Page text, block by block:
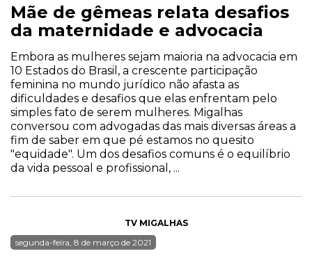
Mãe de gêmeas relata desafios
da maternidade e advocacia
Embora as mulheres sejam maioria na advocacia em
10 Estados do Brasil, a crescente participação
feminina no mundo jurídico não afasta as
dificuldades e desafios que elas enfrentam pelo
simples fato de serem mulheres. Migalhas
conversou com advogadas das mais diversas áreas a
fim de saber em que pé estamos no quesito
"equidade". Um dos desafios comuns é o equilíbrio
da vida pessoal e profissional, ...
TV MIGALHAS
segunda-feira, 8 de março de 2021